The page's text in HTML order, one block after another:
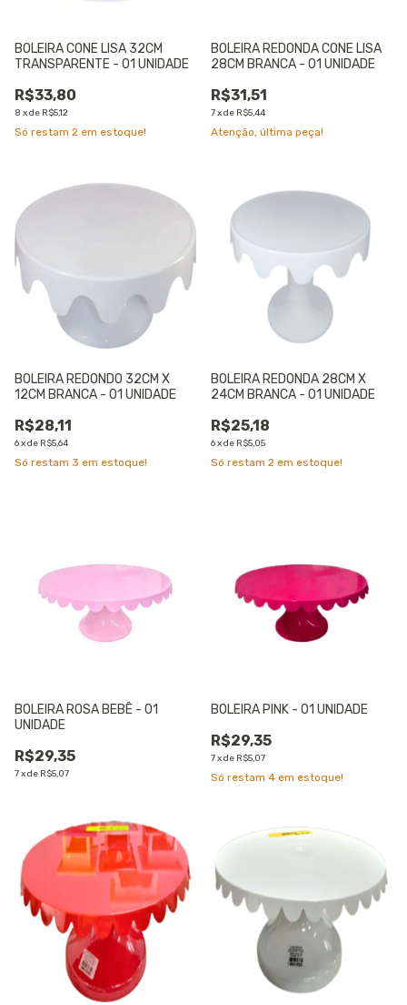
BOLEIRA CONE LISA 32CM
TRANSPARENTE - 01 UNIDADE
R$33,80
8 xde R$5,12
Só restam 2 em estoque!
BOLEIRA REDONDA CONE LISA
28CM BRANCA - 01 UNIDADE
R$31,51
7xde R$5,44
Atenção, última peça!
BOLEIRA REDONDO 32CM X
12CM BRANCA - 01 UNIDADE
R$28,11
6xde R$5,64
Só restam 3 em estoque!
BOLEIRA REDONDA 28CM X
24CM BRANCA - 01 UNIDADE
R$25,18
6xde R$5,05
Só restam 2 em estoque!
BOLEIRA ROSA BEBÊ - 01
UNIDADE
R$29,35
7xde R$5,07
BOLEIRA PINK - 01 UNIDADE
R$29,35
7xde R$5,07
Só restam 4 em estoque!